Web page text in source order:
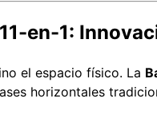
en-1:
el espacio físico. La
horizontales